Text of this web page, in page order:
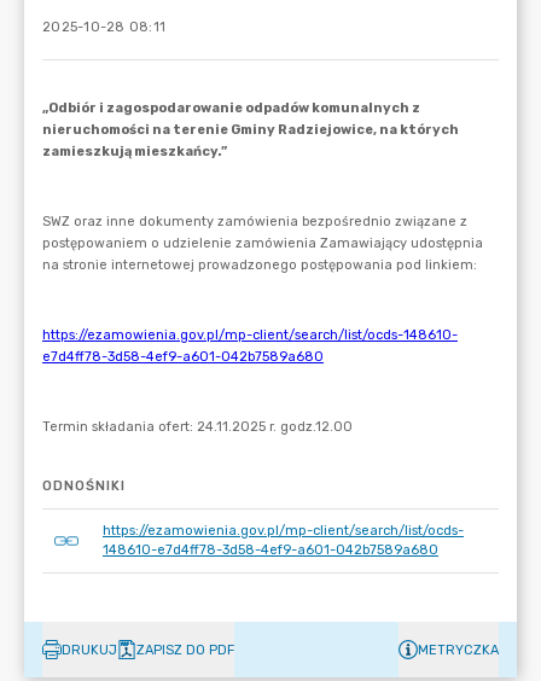
2025-10-28 08:11
ODNOŚNIKI
https://ezamowienia.gov.pl/mp-client/search/list/ocds-
148610-e7d4ff78-3d58-4ef9-a601-042b7589a680
DRUKUJ ZAPISZ DO PDF METRYCZKA